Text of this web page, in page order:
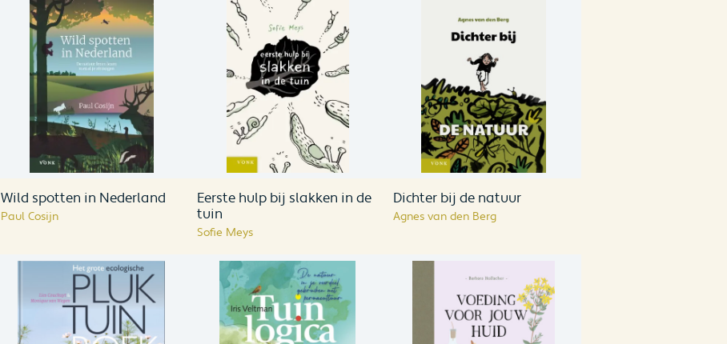
Wild spotten in Nederland
Paul Cosijn
Eerste hulp bij slakken in de
tuin
Sofie Meys
Dichter bij de natuur
Agnes van den Berg